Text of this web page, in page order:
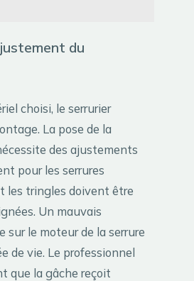
du
choisi, le serrurier
La pose de la
des ajustements
pour les serrures
les tringles doivent être
Un mauvais
sur le moteur de la serrure
de vie. Le professionnel
que la gâche reçoit